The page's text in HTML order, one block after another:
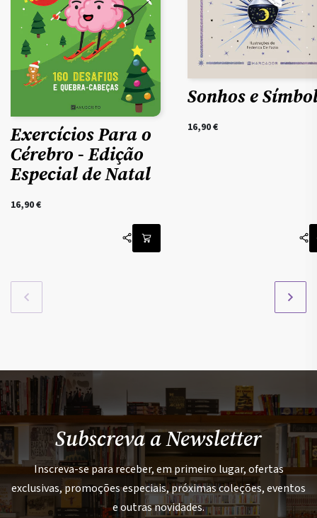
Exercícios Para o
Cérebro - Edição
Especial de Natal
16,90€
Sonhos e
16,90€
Subscreva a Newsletter
Inscreva-se para receber, em primeiro lugar, ofertas
exclusivas, promoções especiais, próximas coleções, eventos
e outras novidades.